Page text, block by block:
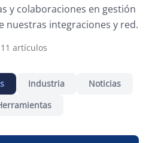
y colaboraciones en gestión
nuestras integraciones y red.
11 artículos
Industria
Noticias